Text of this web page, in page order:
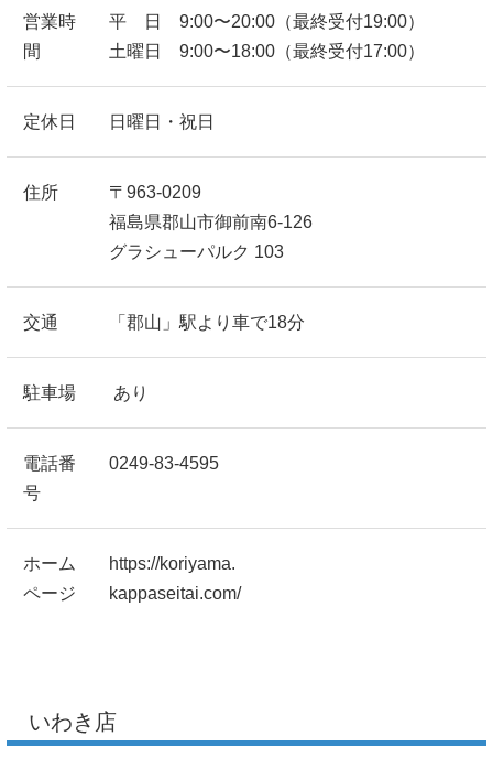
営業時
間
平 日 9:00〜20:00（最終受付19:00）
土曜日 9:00〜18:00（最終受付17:00）
定休日 日曜日・祝日
住所
〒963-0209
福島県郡山市御前南6-126
グラシューパルク 103
交通 「郡山」駅より車で18分
駐車場 あり
電話番
号
0249-83-4595
ホーム
ページ
https://koriyama.
kappaseitai.com/
いわき店